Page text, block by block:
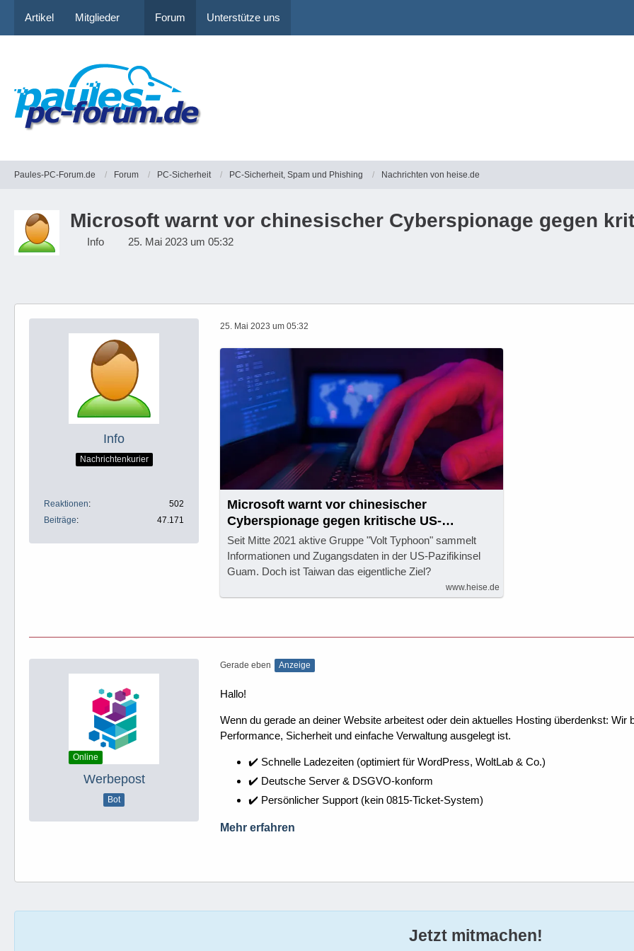
Artikel Mitglieder Forum Unterstütze uns
Paules-PC-Forum.de Forum PC-Sicherheit PC-Sicherheit, Spam und Phishing Nachrichten von heise.de
Microsoft warnt vor chinesischer Cyberspionage gegen
Info 25. Mai 2023 um 05:32
Info
Nachrichtenkurier
Reaktionen
502
Beiträge
47.171
25. Mai 2023 um 05:32
Microsoft warnt vor chinesischer
Cyberspionage gegen kritische US-
Infrastruktur
Seit Mitte 2021 aktive Gruppe "Volt Typhoon" sammelt
Informationen und Zugangsdaten in der US-Pazifikinsel
Guam. Doch ist Taiwan das eigentliche Ziel?
www.heise.de
Online
Werbepost
Bot
Gerade eben Anzeige
Hallo!
Wenn du gerade an deiner Website arbeitest oder dein aktuelles Hosting überdenkst:
Performance, Sicherheit und einfache Verwaltung ausgelegt ist.
✔️ Schnelle Ladezeiten (optimiert für WordPress, WoltLab & Co.)
✔️ Deutsche Server & DSGVO-konform
✔️ Persönlicher Support (kein 0815-Ticket-System)
Mehr erfahren
Jetzt mitmachen!